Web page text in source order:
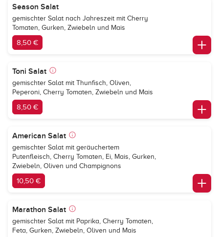
Season Salat
gemischter Salat nach Jahreszeit mit Cherry
Tomaten, Gurken, Zwiebeln und Mais
8,50 €
Toni Salat
gemischter Salat mit Thunfisch, Oliven,
Peperoni, Cherry Tomaten, Zwiebeln und Mais
8,50 €
American Salat
gemischter Salat mit geräuchertem
Putenfleisch, Cherry Tomaten, Ei, Mais, Gurken,
Zwiebeln, Oliven und Champignons
10,50 €
Marathon Salat
gemischter Salat mit Paprika, Cherry Tomaten,
Feta, Gurken, Zwiebeln, Oliven und Mais